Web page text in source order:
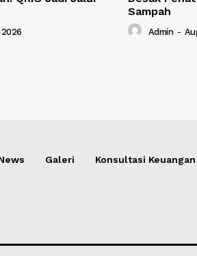
Sampah
Admin -
Galeri Konsultasi Keuangan